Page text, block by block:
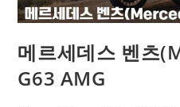
메르세데스 벤츠
G63 AMG